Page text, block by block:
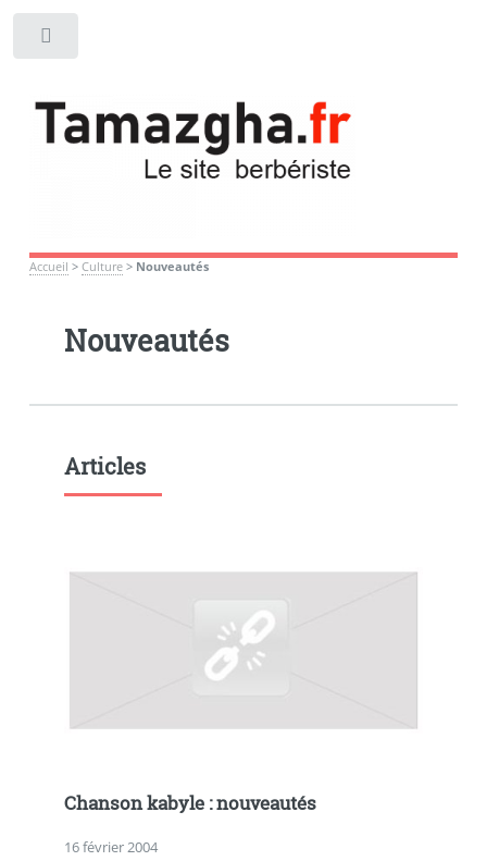
Accueil > Culture> Nouveautés
Nouveautés
Articles
Chanson kabyle : nouveautés
16 février 2004